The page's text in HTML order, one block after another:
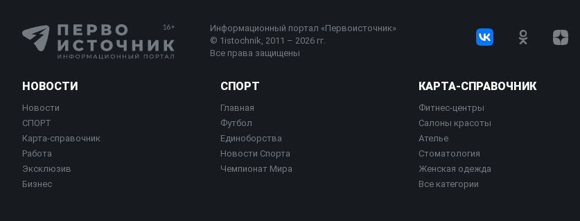
Информационный портал «Первоисточник»
© 1istochnik, 2011 – 2026 гг.
Все права защищены
НОВОСТИ
Новости
СПОРТ
Карта-справочник
Работа
Эксклюзив
Бизнес
СПОРТ
Главная
Футбол
Единоборства
Новости Спорта
Чемпионат Мира
КАРТА-СПРАВОЧНИК
Фитнес-центры
Салоны красоты
Ателье
Стоматология
Женская одежда
Все категории